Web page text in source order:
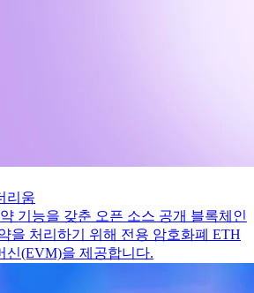
리움
기능을 갖춘 오픈 소스 공개 블록체인
을 처리하기 위해 전용 암호화폐 ETH
신(EVM)을 제공합니다.